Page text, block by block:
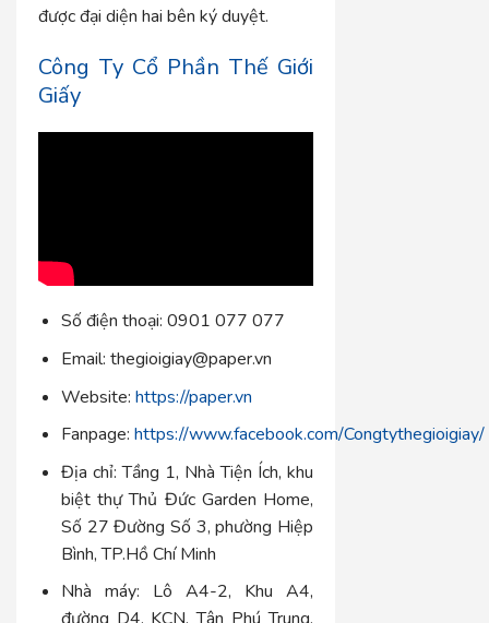
được đại diện hai bên ký duyệt.
Công Ty Cổ Phần Thế Giới
Giấy
Số điện thoại: 0901 077 077
Email: thegioigiay@paper.vn
Website: https://paper.vn
Fanpage: https://www.facebook.com/Congtythegioigiay/
Địa chỉ: Tầng 1, Nhà Tiện Ích, khu
biệt thự Thủ Đức Garden Home,
Số 27 Đường Số 3, phường Hiệp
Bình, TP.Hồ Chí Minh
Nhà máy: Lô A4-2, Khu A4,